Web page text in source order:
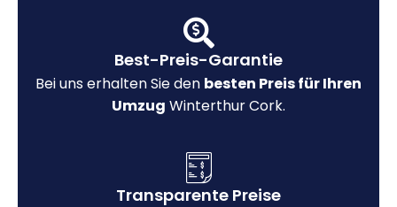
Best-Preis-Garantie
Bei uns erhalten Sie den besten Preis für Ihren
Umzug Winterthur Cork.
Transparente Preise